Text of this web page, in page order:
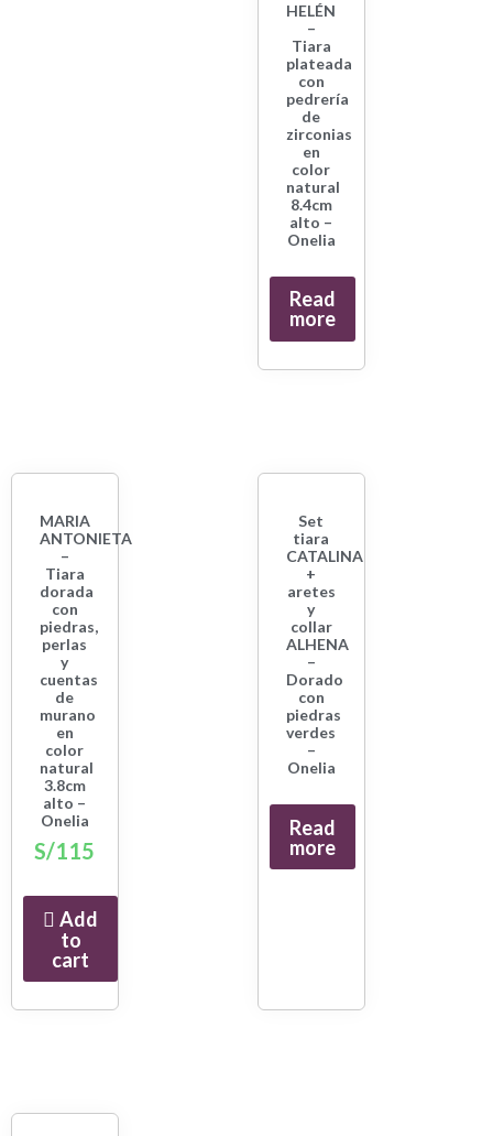
HELÉN
–
Tiara
plateada
con
pedrería
de
zirconias
en
color
natural
8.4cm
alto –
Onelia
Read
more
MARIA
ANTONIETA
–
Tiara
dorada
con
piedras,
perlas
y
cuentas
de
murano
en
color
natural
3.8cm
alto –
Onelia
S/115
Add
to
cart
Set
tiara
CATALINA
+
aretes
y
collar
ALHENA
–
Dorado
con
piedras
verdes
–
Onelia
Read
more